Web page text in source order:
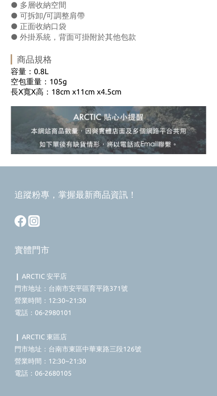
● 多層收納空間
● 可拆卸/可調整肩帶
● 正面收納口袋
● 外掛系統，背面可掛附於其他包款
商品規格
容量： 0.8L
空包重量： 105g
長X寬X高： 18cm x11cm x4.5cm
追蹤粉專，掌握最新商品資訊！
實體門市
❙ ARCTIC 安平店
門市地址：台南市安平區育平路371號
營業時間：12:30~21:30
電話：06-2980101
❙ ARCTIC 東區店
門市地址：台南市東區中華東路三段126號
營業時間：12:30~21:30
電話：06-2680105